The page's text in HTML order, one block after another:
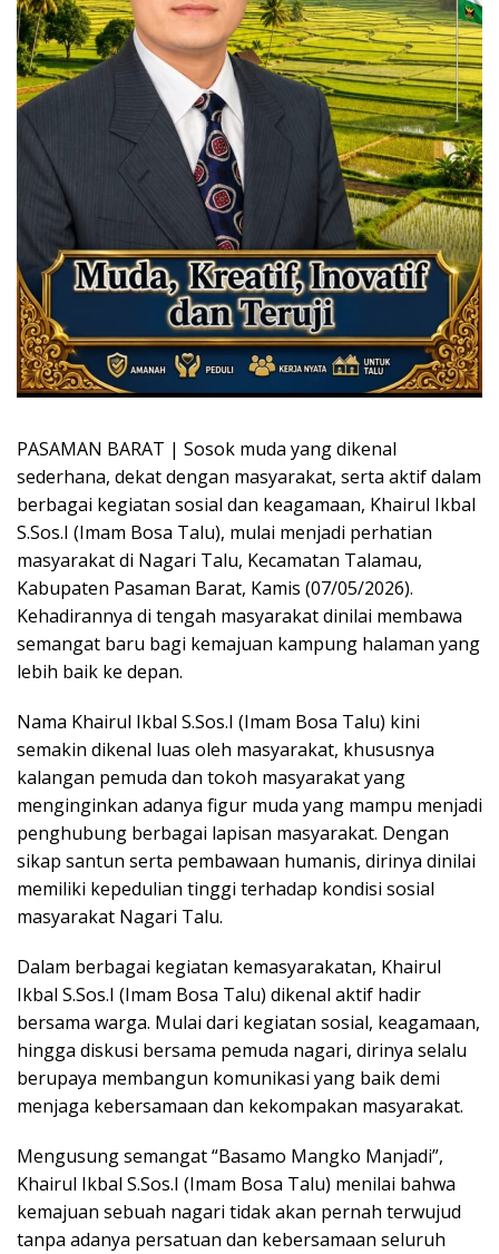
PASAMAN BARAT | Sosok muda yang dikenal
sederhana, dekat dengan masyarakat, serta aktif dalam
berbagai kegiatan sosial dan keagamaan, Khairul Ikbal
S.Sos.I (Imam Bosa Talu), mulai menjadi perhatian
masyarakat di Nagari Talu, Kecamatan Talamau,
Kabupaten Pasaman Barat, Kamis (07/05/2026).
Kehadirannya di tengah masyarakat dinilai membawa
semangat baru bagi kemajuan kampung halaman yang
lebih baik ke depan.
Nama Khairul Ikbal S.Sos.I (Imam Bosa Talu) kini
semakin dikenal luas oleh masyarakat, khususnya
kalangan pemuda dan tokoh masyarakat yang
menginginkan adanya figur muda yang mampu menjadi
penghubung berbagai lapisan masyarakat. Dengan
sikap santun serta pembawaan humanis, dirinya dinilai
memiliki kepedulian tinggi terhadap kondisi sosial
masyarakat Nagari Talu.
Dalam berbagai kegiatan kemasyarakatan, Khairul
Ikbal S.Sos.I (Imam Bosa Talu) dikenal aktif hadir
bersama warga. Mulai dari kegiatan sosial, keagamaan,
hingga diskusi bersama pemuda nagari, dirinya selalu
berupaya membangun komunikasi yang baik demi
menjaga kebersamaan dan kekompakan masyarakat.
Mengusung semangat “Basamo Mangko Manjadi”,
Khairul Ikbal S.Sos.I (Imam Bosa Talu) menilai bahwa
kemajuan sebuah nagari tidak akan pernah terwujud
tanpa adanya persatuan dan kebersamaan seluruh